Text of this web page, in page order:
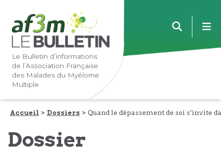
Lien
vers
navigation
principale
Lien
vers
contenu
principal
Le Bulletin d’informations
de l’Association Française
des Malades du Myélome
Multiple
Accueil Dossiers Quand le dépassement de soi s’invite
Dossier